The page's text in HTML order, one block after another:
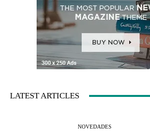
LATEST ARTICLES
NOVEDADES